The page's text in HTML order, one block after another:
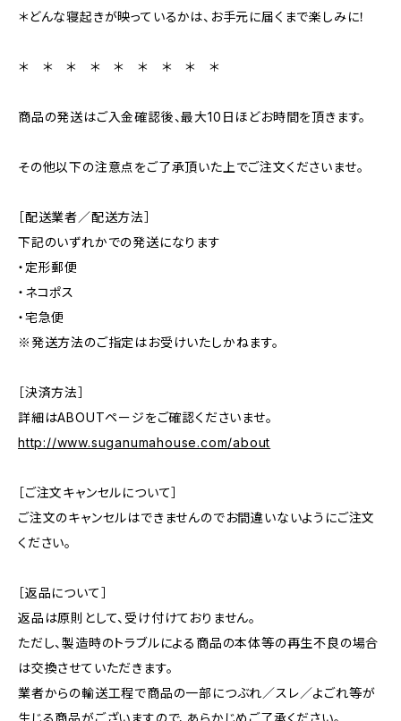
＊どんな寝起きが映っているかは、お手元に届くまで楽しみに！
＊ ＊ ＊ ＊ ＊ ＊ ＊ ＊ ＊
商品の発送はご入金確認後、最大10日ほどお時間を頂きます。
その他以下の注意点をご了承頂いた上でご注文くださいませ。
［配送業者／配送方法］
下記のいずれかでの発送になります
・定形郵便
・ネコポス
・宅急便
※発送方法のご指定はお受けいたしかねます。
［決済方法］
詳細はABOUTページをご確認くださいませ。
http://www.suganumahouse.com/about
［ご注文キャンセルについて］
ご注文のキャンセルはできませんのでお間違いないようにご注文
ください。
［返品について］
返品は原則として、受け付けておりません。
ただし、製造時のトラブルによる商品の本体等の再生不良の場合
は交換させていただきます。
業者からの輸送工程で商品の一部につぶれ／スレ／よごれ等が
生じる商品がございますので、あらかじめご了承ください。